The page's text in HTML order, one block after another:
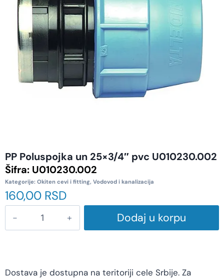
PP Poluspojka un 25×3/4″ pvc U010230.002
Šifra: U010230.002
Kategorije: Okiten cevi i fitting, Vodovod i kanalizacija
160,00 RSD
Dodaj u korpu
Dostava je dostupna na teritoriji cele Srbije. Za